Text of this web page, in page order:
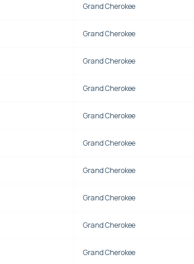
Grand Cherokee
Grand Cherokee
Grand Cherokee
Grand Cherokee
Grand Cherokee
Grand Cherokee
Grand Cherokee
Grand Cherokee
Grand Cherokee
Grand Cherokee